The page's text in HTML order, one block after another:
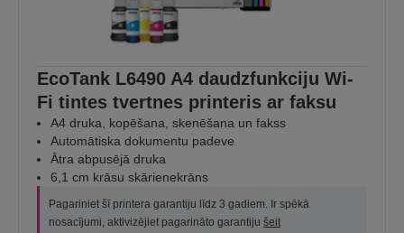
EcoTank L6490 A4 daudzfunkciju Wi-
Fi tintes tvertnes printeris ar faksu
A4 druka, kopēšana, skenēšana un fakss
Automātiska dokumentu padeve
Ātra abpusējā druka
6,1 cm krāsu skārienekrāns
Pagariniet šī printera garantiju līdz 3 gadiem. Ir spēkā
nosacījumi, aktivizējiet pagarināto garantiju šeit